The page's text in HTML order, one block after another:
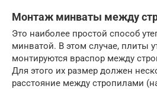
Монтаж минваты между
Это наиболее простой способ
минватой. В этом случае, плиты
монтируются враспор между
Для этого их размер должен
расстояние между стропилами